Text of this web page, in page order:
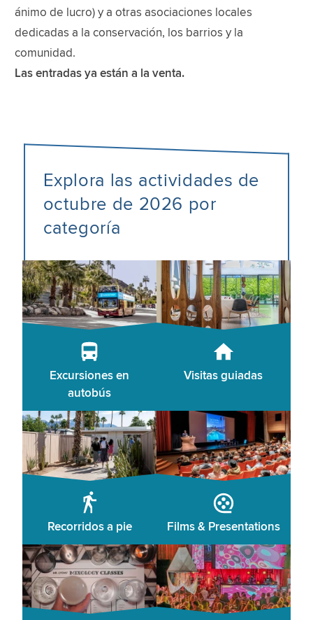
ánimo de lucro) y a otras asociaciones locales
dedicadas a la conservación, los barrios y la
comunidad.
Las entradas ya están a la venta.
Explora las actividades de
octubre de 2026 por
categoría
Excursiones en
autobús
Visitas guiadas
Recorridos a pie Films & Presentations